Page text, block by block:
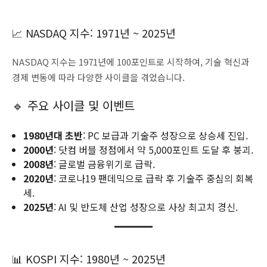
📈 NASDAQ 지수: 1971년 ~ 2025년
NASDAQ 지수는 1971년에 100포인트로 시작하여, 기술 혁신과
경제 변동에 따라 다양한 사이클을 겪었습니다.
🔹 주요 사이클 및 이벤트
1980년대 초반: PC 보급과 기술주 성장으로 상승세 진입.
2000년: 닷컴 버블 정점에서 약 5,000포인트 도달 후 붕괴.
2008년: 글로벌 금융위기로 급락.
2020년: 코로나19 팬데믹으로 급락 후 기술주 중심의 회복
세.
2025년: AI 및 반도체 산업 성장으로 사상 최고치 경신.
📊 KOSPI 지수: 1980년 ~ 2025년